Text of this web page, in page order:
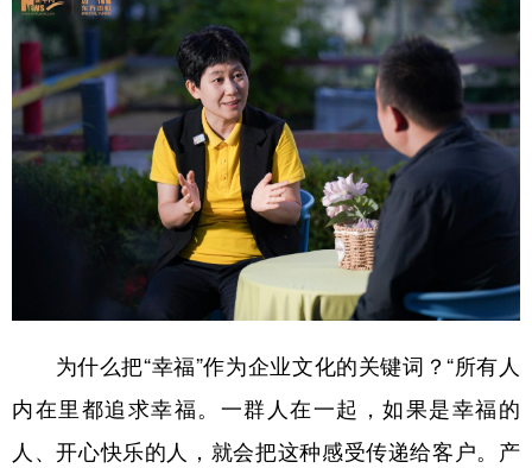
为什么把“幸福”作为企业文化的关键词？“所有人
内在里都追求幸福。一群人在一起，如果是幸福的
人、开心快乐的人，就会把这种感受传递给客户。产